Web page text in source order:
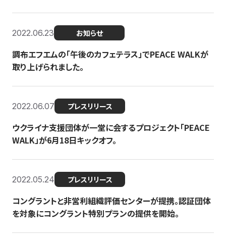
2022.06.23 お知らせ
調布エフエムの「午後のカフェテラス」でPEACE WALKが
取り上げられました。
2022.06.07 プレスリリース
ウクライナ支援団体が一堂に会するプロジェクト「PEACE
WALK」が6月18日キックオフ。
2022.05.24 プレスリリース
コングラントと非営利組織評価センターが提携。認証団体
を対象にコングラント特別プランの提供を開始。